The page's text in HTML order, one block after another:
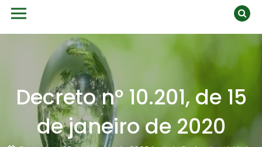
Decreto nº 10.201, de 15
de janeiro de 2020